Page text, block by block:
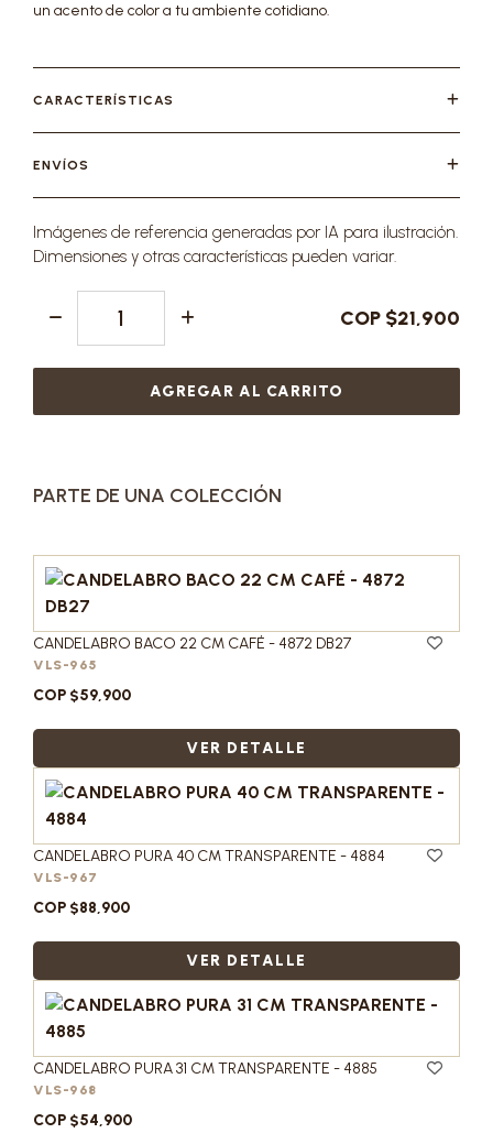
un acento de color a tu ambiente cotidiano.
CARACTERÍSTICAS
ENVÍOS
Imágenes de referencia generadas por IA para ilustración.
Dimensiones y otras características pueden variar.
COP $21,900
AGREGAR AL CARRITO
PARTE DE UNA COLECCIÓN
CANDELABRO BACO 22 CM CAFÉ - 4872 DB27
VLS-965
COP $59,900
VER DETALLE
CANDELABRO PURA 40 CM TRANSPARENTE - 4884
VLS-967
COP $88,900
VER DETALLE
CANDELABRO PURA 31 CM TRANSPARENTE - 4885
VLS-968
COP $54,900